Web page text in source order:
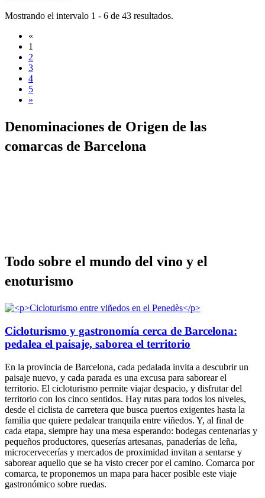
Mostrando el intervalo 1 - 6 de 43 resultados.
«
1
2
3
4
5
»
Denominaciones de Origen de las
comarcas de Barcelona
Todo sobre el mundo del vino y el
enoturismo
Cicloturismo y gastronomía cerca de Barcelona:
pedalea el paisaje, saborea el territorio
En la provincia de Barcelona, cada pedalada invita a descubrir un
paisaje nuevo, y cada parada es una excusa para saborear el
territorio. El cicloturismo permite viajar despacio, y disfrutar del
territorio con los cinco sentidos. Hay rutas para todos los niveles,
desde el ciclista de carretera que busca puertos exigentes hasta la
familia que quiere pedalear tranquila entre viñedos. Y, al final de
cada etapa, siempre hay una mesa esperando: bodegas centenarias y
pequeños productores, queserías artesanas, panaderías de leña,
microcervecerías y mercados de proximidad invitan a sentarse y
saborear aquello que se ha visto crecer por el camino. Comarca por
comarca, te proponemos un mapa para hacer posible este viaje
gastronómico sobre ruedas.